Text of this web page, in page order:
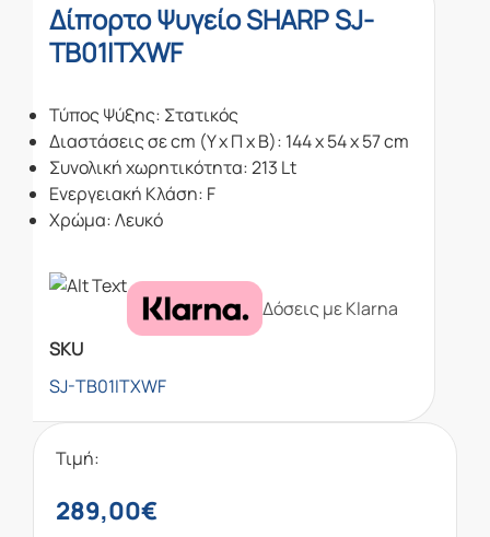
Δίπορτο Ψυγείο SHARP SJ-
TB01ITXWF
Τύπος Ψύξης: Στατικός
Διαστάσεις σε cm (Υ x Π x Β): 144 x 54 x 57 cm
Συνολική χωρητικότητα: 213 Lt
Ενεργειακή Κλάση: F
Χρώμα: Λευκό
Δόσεις με Klarna
SKU
SJ-TB01ITXWF
Τιμή:
289,00€